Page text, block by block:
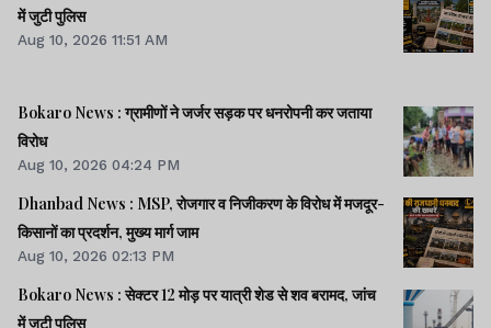
में जुटी पुलिस
Aug 10, 2026 11:51 AM
Bokaro News : ग्रामीणों ने जर्जर सड़क पर धनरोपनी कर जताया
विरोध
Aug 10, 2026 04:24 PM
Dhanbad News : MSP, रोजगार व निजीकरण के विरोध में मजदूर-
किसानों का प्रदर्शन, मुख्य मार्ग जाम
Aug 10, 2026 02:13 PM
Bokaro News : सेक्टर 12 मोड़ पर यात्री शेड से शव बरामद, जांच
में जुटी पुलिस